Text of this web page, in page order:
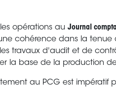
opérations au Journal
cohérence dans la tenue
travaux d'audit et de
la base de la production
au PCG est impératif